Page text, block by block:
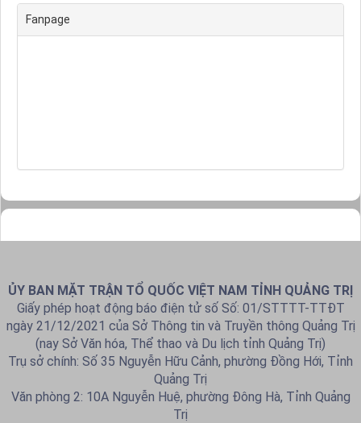
Fanpage
ỦY BAN MẶT TRẬN TỔ QUỐC VIỆT NAM TỈNH QUẢNG TRỊ
Giấy phép hoạt động báo điện tử số Số: 01/STTTT-TTĐT
ngày 21/12/2021 của Sở Thông tin và Truyền thông Quảng Trị
(nay Sở Văn hóa, Thể thao và Du lịch tỉnh Quảng Trị)
Trụ sở chính: Số 35 Nguyễn Hữu Cảnh, phường Đồng Hới, Tỉnh
Quảng Trị
Văn phòng 2: 10A Nguyễn Huệ, phường Đông Hà, Tỉnh Quảng
Trị